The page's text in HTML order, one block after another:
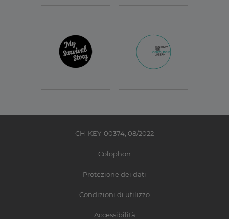
Colophon
Protezione dei dati
Condizioni di utilizzo
Accessibilità
CH-KEY-00374, 08/2022